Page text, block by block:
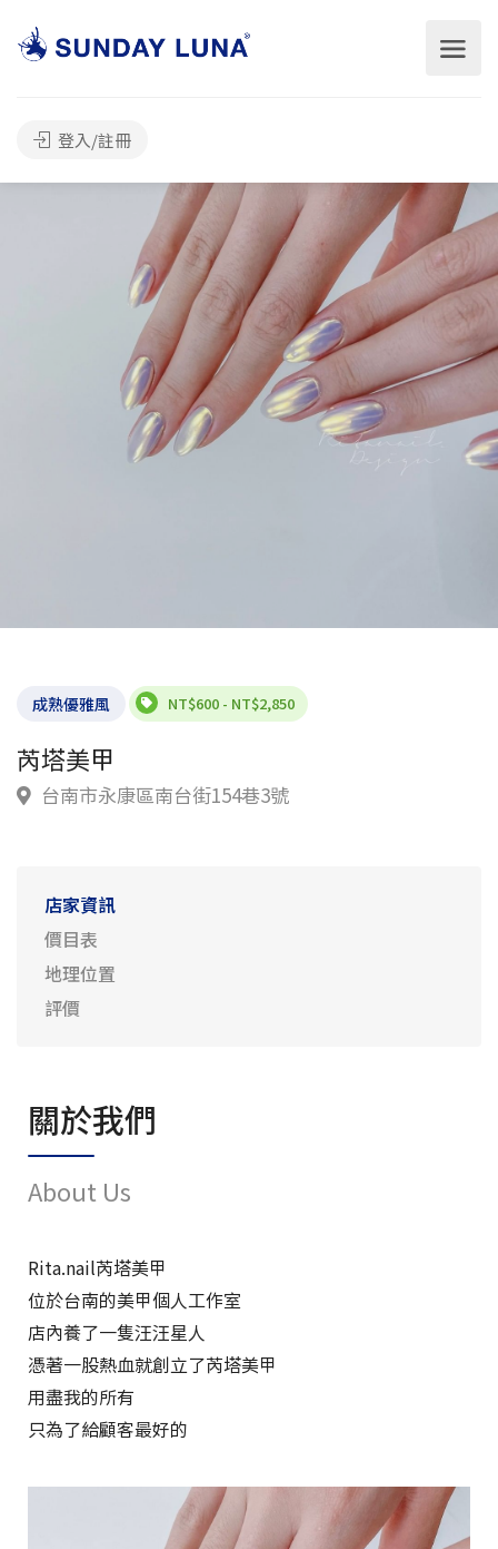
登入/註冊
成熟優雅風 NT$600 - NT$2,850
芮塔美甲
台南市永康區南台街154巷3號
店家資訊
價目表
地理位置
評價
關於我們
About Us
Rita.nail芮塔美甲
位於台南的美甲個人工作室
店內養了一隻汪汪星人
憑著一股熱血就創立了芮塔美甲
用盡我的所有
只為了給顧客最好的